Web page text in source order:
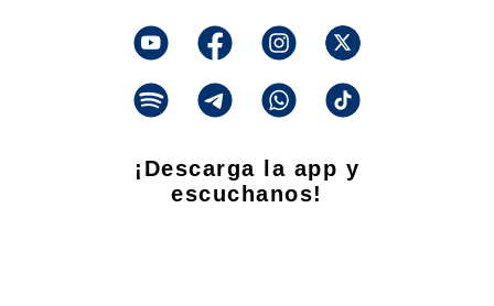
¡Descarga la app y
escuchanos!